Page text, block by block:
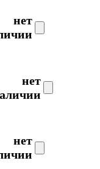
нет
нет
нет